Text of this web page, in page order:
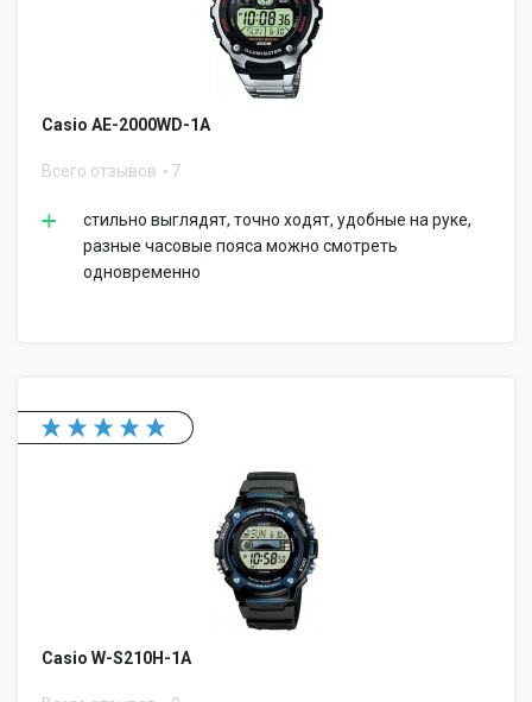
Casio AE-2000WD-1A
Всего отзывов 7
стильно выглядят, точно ходят, удобные на руке,
разные часовые пояса можно смотреть
одновременно
Casio W-S210H-1A